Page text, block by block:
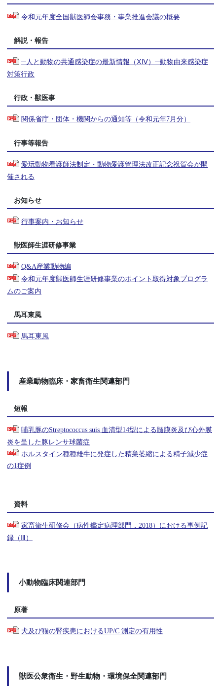
令和元年度全国獣医師会事務・事業推進会議の概要
解説・報告
─人と動物の共通感染症の最新情報（ⅩⅣ）─動物由来感染症
対策行政
行政・獣医事
関係省庁・団体・機関からの通知等（令和元年7月分）
行事等報告
愛玩動物看護師法制定・動物愛護管理法改正記念祝賀会が開
催される
お知らせ
行事案内・お知らせ
獣医師生涯研修事業
Q&A産業動物編
令和元年度獣医師生涯研修事業のポイント取得対象プログラ
ムのご案内
馬耳東風
馬耳東風
産業動物臨床・家畜衛生関連部門
短報
哺乳豚のStreptococcus suis 血清型14型による髄膜炎及び心外膜
炎を呈した豚レンサ球菌症
ホルスタイン種種雄牛に発症した精巣萎縮による精子減少症
の1症例
資料
家畜衛生研修会（病性鑑定病理部門，2018）における事例記
録（Ⅲ）
小動物臨床関連部門
原著
犬及び猫の腎疾患におけるUP/C 測定の有用性
獣医公衆衛生・野生動物・環境保全関連部門